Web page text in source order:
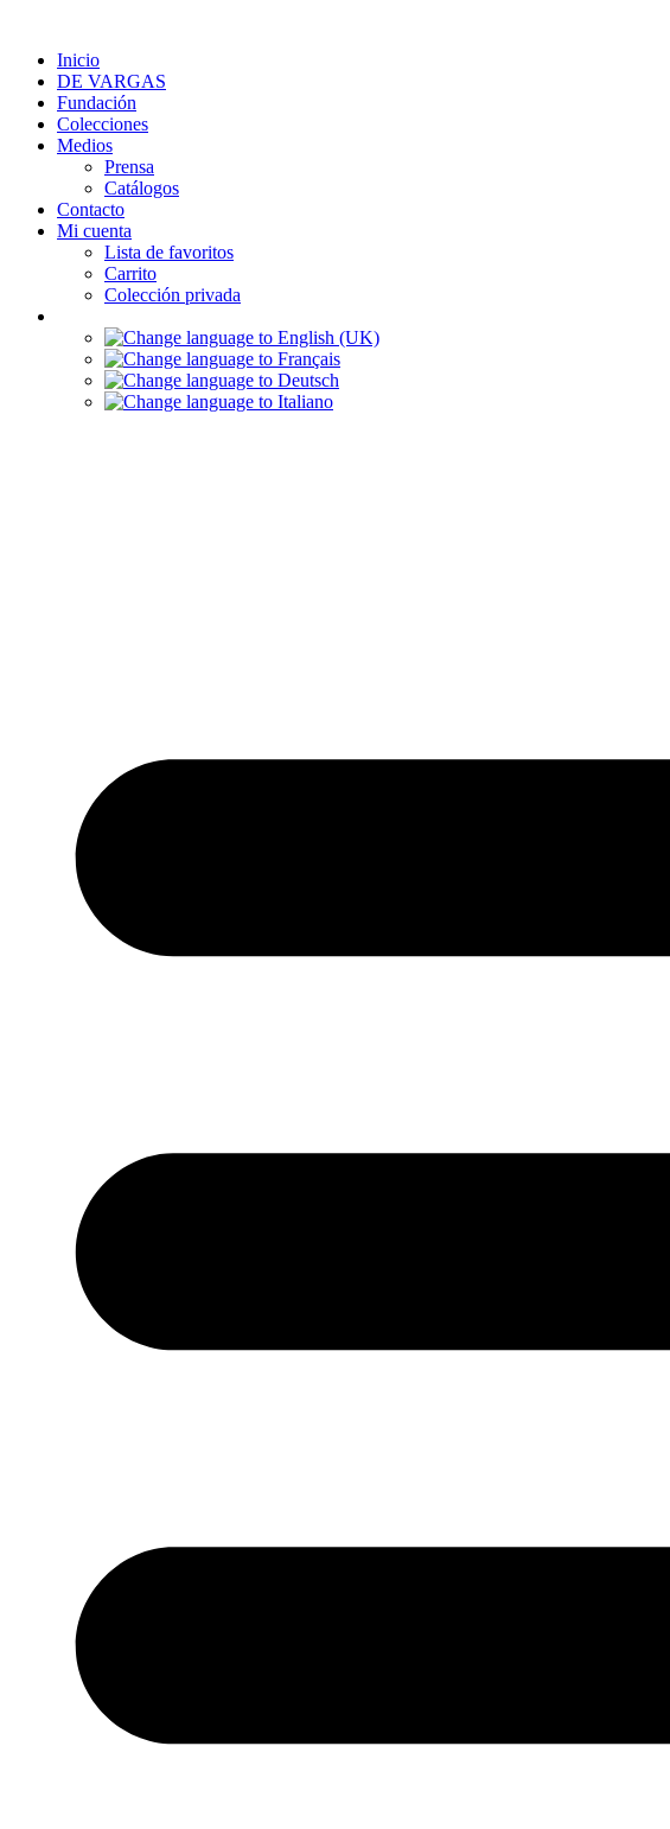
contenido
Inicio
DE VARGAS
Fundación
Colecciones
Medios
Prensa
Catálogos
Contacto
Mi cuenta
Lista de favoritos
Carrito
Colección privada